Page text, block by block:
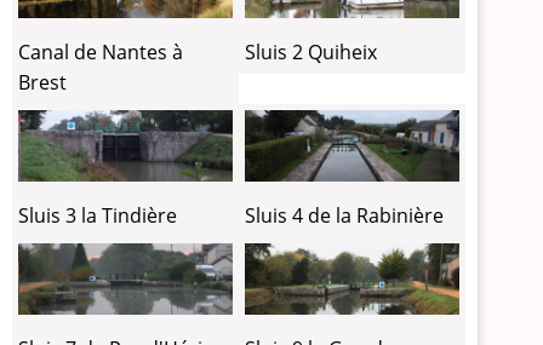
Canal de Nantes à
Brest
Sluis 2 Quiheix
Sluis 3 la Tindière Sluis 4 de la Rabinière